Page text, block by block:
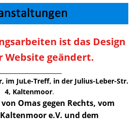
ist das Design
Website geändert.
im JuLe-Treff, in der Julius-Leber-Str.
4, Kaltenmoor.
Omas gegen Rechts, vom
e.V. und dem